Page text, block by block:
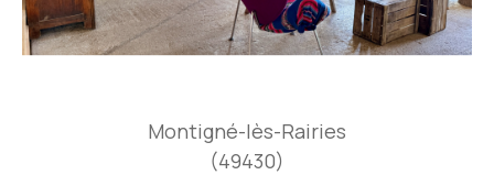
Montigné-lès-Rairies
(49430)